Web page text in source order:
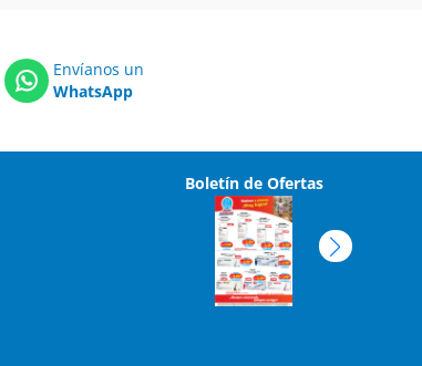
Envíanos un
WhatsApp
Boletín de Ofertas